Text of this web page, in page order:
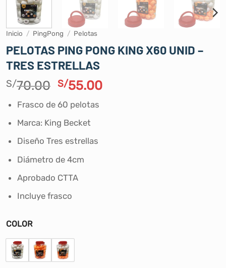
Inicio / PingPong / Pelotas
PELOTAS PING PONG KING X60 UNID –
TRES ESTRELLAS
S/70.00 El
original
era:
S/70.00.
S/55.00El
Frasco de 60 pelotas
Marca: King Becket
Diseño Tres estrellas
Diámetro de 4cm
Aprobado CTTA
Incluye frasco
COLOR